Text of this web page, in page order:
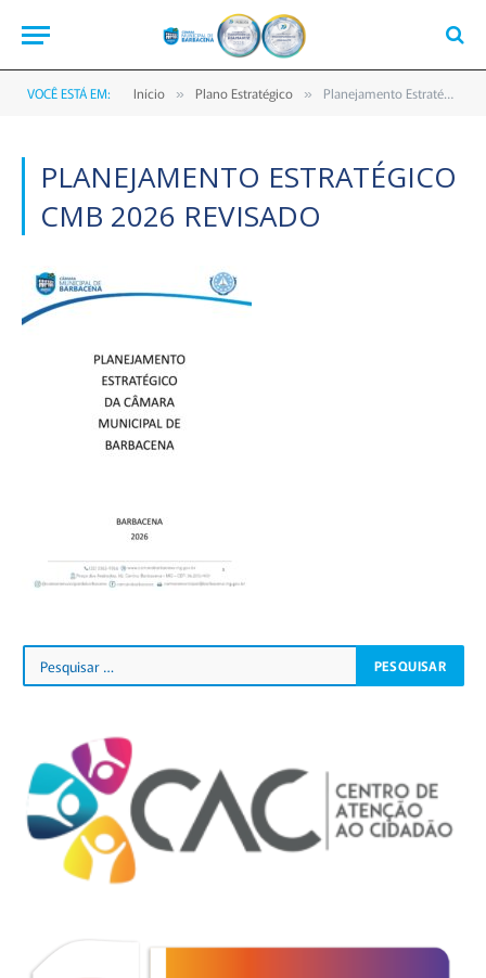
VOCÊ ESTÁ EM: Início » Plano Estratégico » Planejamento Estratégico CMB 2026 Revisado
PLANEJAMENTO ESTRATÉGICO
CMB 2026 REVISADO